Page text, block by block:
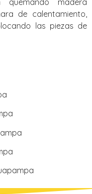
de calentamiento,
las piezas de